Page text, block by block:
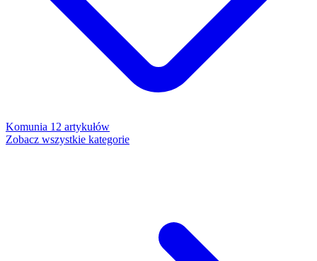
Komunia 12 artykułów
Zobacz wszystkie kategorie